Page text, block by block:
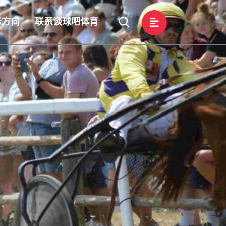
向 联系谈球吧体育